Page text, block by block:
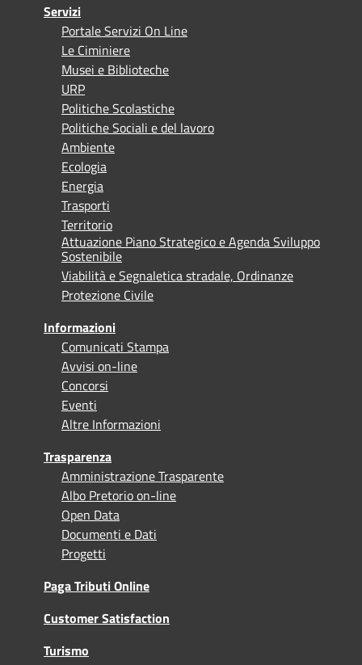
Servizi
Portale Servizi On Line
Le Ciminiere
Musei e Biblioteche
URP
Politiche Scolastiche
Politiche Sociali e del lavoro
Ambiente
Ecologia
Energia
Trasporti
Territorio
Attuazione Piano Strategico e Agenda Sviluppo
Sostenibile
Viabilità e Segnaletica stradale, Ordinanze
Protezione Civile
Informazioni
Comunicati Stampa
Avvisi on-line
Concorsi
Eventi
Altre Informazioni
Trasparenza
Amministrazione Trasparente
Albo Pretorio on-line
Open Data
Documenti e Dati
Progetti
Paga Tributi Online
Customer Satisfaction
Turismo